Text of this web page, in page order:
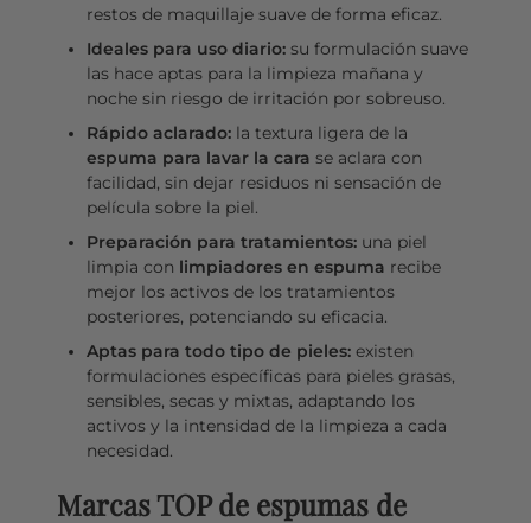
restos de maquillaje suave de forma eficaz.
Ideales para uso diario:su formulación suave
las hace aptas para la limpieza mañana y
noche sin riesgo de irritación por sobreuso.
Rápido aclarado:la textura ligera de la
espuma para lavar la cara se aclara con
facilidad, sin dejar residuos ni sensación de
película sobre la piel.
Preparación para tratamientos:una piel
limpia con limpiadores en espuma recibe
mejor los activos de los tratamientos
posteriores, potenciando su eficacia.
Aptas para todo tipo de pieles:existen
formulaciones específicas para pieles grasas,
sensibles, secas y mixtas, adaptando los
activos y la intensidad de la limpieza a cada
necesidad.
Marcas TOP de espumas de